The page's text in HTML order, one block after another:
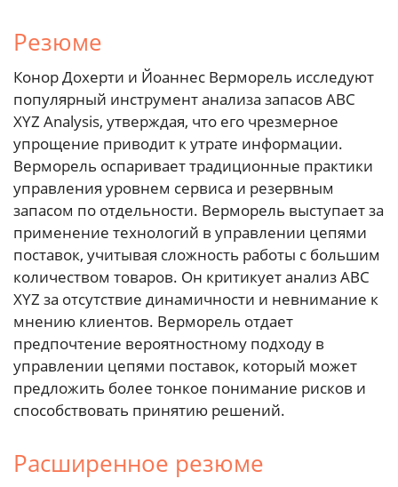
Резюме
Конор Дохерти и Йоаннес Верморель исследуют
популярный инструмент анализа запасов ABC
XYZ Analysis, утверждая, что его чрезмерное
упрощение приводит к утрате информации.
Верморель оспаривает традиционные практики
управления уровнем сервиса и резервным
запасом по отдельности. Верморель выступает за
применение технологий в управлении цепями
поставок, учитывая сложность работы с большим
количеством товаров. Он критикует анализ ABC
XYZ за отсутствие динамичности и невнимание к
мнению клиентов. Верморель отдает
предпочтение вероятностному подходу в
управлении цепями поставок, который может
предложить более тонкое понимание рисков и
способствовать принятию решений.
Расширенное резюме